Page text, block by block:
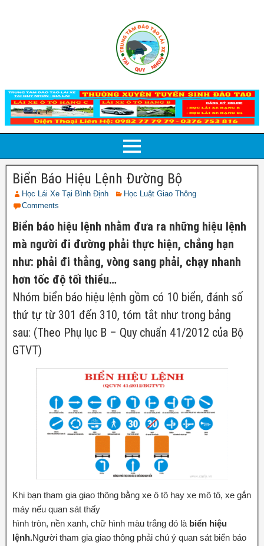
Biển Báo Hiệu Lệnh Đường Bộ
Học Lái Xe Tại Bình Định
Học Luật Giao Thông
Comments
Biển báo hiệu lệnh nhằm đưa ra những hiệu lệnh
mà người đi đường phải thực hiện, chẳng hạn
như: phải đi thẳng, vòng sang phải, chạy nhanh
hơn tốc độ tối thiểu…
Nhóm biển báo hiệu lệnh gồm có 10 biển, đánh số
thứ tự từ 301 đến 310, tóm tắt như trong bảng
sau: (Theo Phụ lục B – Quy chuẩn 41/2012 của Bộ
GTVT)
Khi bạn tham gia giao thông bằng xe ô tô hay xe mô tô, xe gắn
máy nếu quan sát thấy
hình tròn, nền xanh, chữ hình màu trắng đó là biển hiệu
lệnh.Người tham gia giao thông phải chú ý quan sát biển báo